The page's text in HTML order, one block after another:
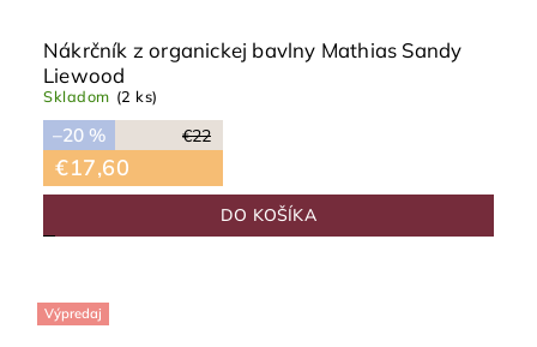
Nákrčník z organickej bavlny Mathias Sandy
Liewood
Skladom (2 ks)
€22
–20 %
€17,60
DO KOŠÍKA
Výpredaj